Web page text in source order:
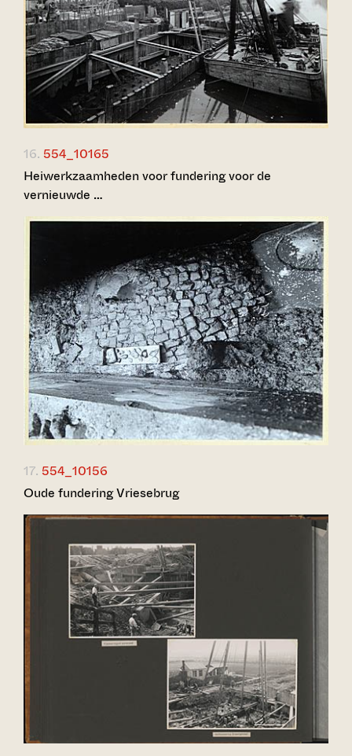
16. 554_10165
Heiwerkzaamheden voor fundering voor de
vernieuwde …
17. 554_10156
Oude fundering Vriesebrug